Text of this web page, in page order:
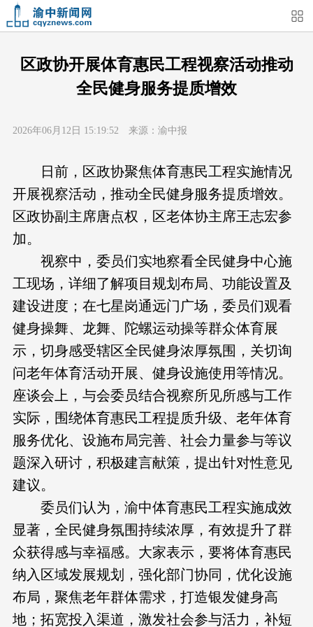
首页 媒体关注 今日头条 热点新闻
特别关注 部门动态
游在渝中 购在渝中 娱在渝中 美图集
形象片 短视频 荟睛彩 直播回看
区政协开展体育惠民工程视察活动推动
全民健身服务提质增效
2026年06月12日 15:19:52 来源：渝中报
日前，区政协聚焦体育惠民工程实施情况
开展视察活动，推动全民健身服务提质增效。
区政协副主席唐点权，区老体协主席王志宏参
加。
视察中，委员们实地察看全民健身中心施
工现场，详细了解项目规划布局、功能设置及
建设进度；在七星岗通远门广场，委员们观看
健身操舞、龙舞、陀螺运动操等群众体育展
示，切身感受辖区全民健身浓厚氛围，关切询
问老年体育活动开展、健身设施使用等情况。
座谈会上，与会委员结合视察所见所感与工作
实际，围绕体育惠民工程提质升级、老年体育
服务优化、设施布局完善、社会力量参与等议
题深入研讨，积极建言献策，提出针对性意见
建议。
委员们认为，渝中体育惠民工程实施成效
显著，全民健身氛围持续浓厚，有效提升了群
众获得感与幸福感。大家表示，要将体育惠民
纳入区域发展规划，强化部门协同，优化设施
布局，聚焦老年群体需求，打造银发健身高
地；拓宽投入渠道，激发社会参与活力，补短